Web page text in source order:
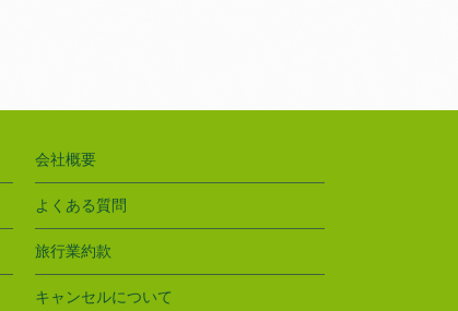
会社概要
よくある質問
旅行業約款
キャンセルについて